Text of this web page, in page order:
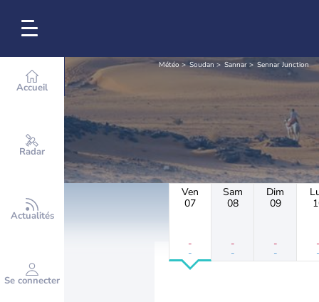
Accueil
Radar
Actualités
Se connecter
Météo Soudan Sannar Sennar Junction
Ven
07
-
-
Sam
08
-
-
Dim
09
-
-